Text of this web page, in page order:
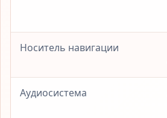
Носитель навигации
Аудиосистема